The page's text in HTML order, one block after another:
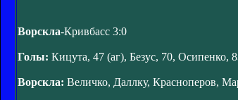
Ворскла-Кривбасс 3:0
Голы: Кицута, 47 (аг), Безус, 70, Осипенко,
Ворскла: Величко, Даллку, Красноперов,